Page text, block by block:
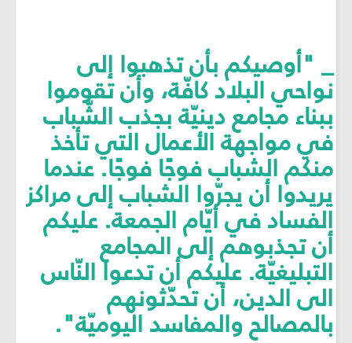
_ "أوصيكم بأن تذهبوا إلى
نواحي البلاد كافّة، وأن تقوموا
ببناء مجامع دينيّة بجذب الشّباب
في مواجهة الأعمال التي تأخذ
منكم الشباب فوجًا فوجًا. عندما
يريدوا أن يجرّوا الشباب إلى مراكز
الفساد في أيّام الجمعة. عليكم
أن تجذبوهم إلى المجامع
التبليغيّة. عليكم أن تدعوا النّاس
الى الدين، أن تحدّثونهم
بالمصالح والمفاسد اليوميّة".